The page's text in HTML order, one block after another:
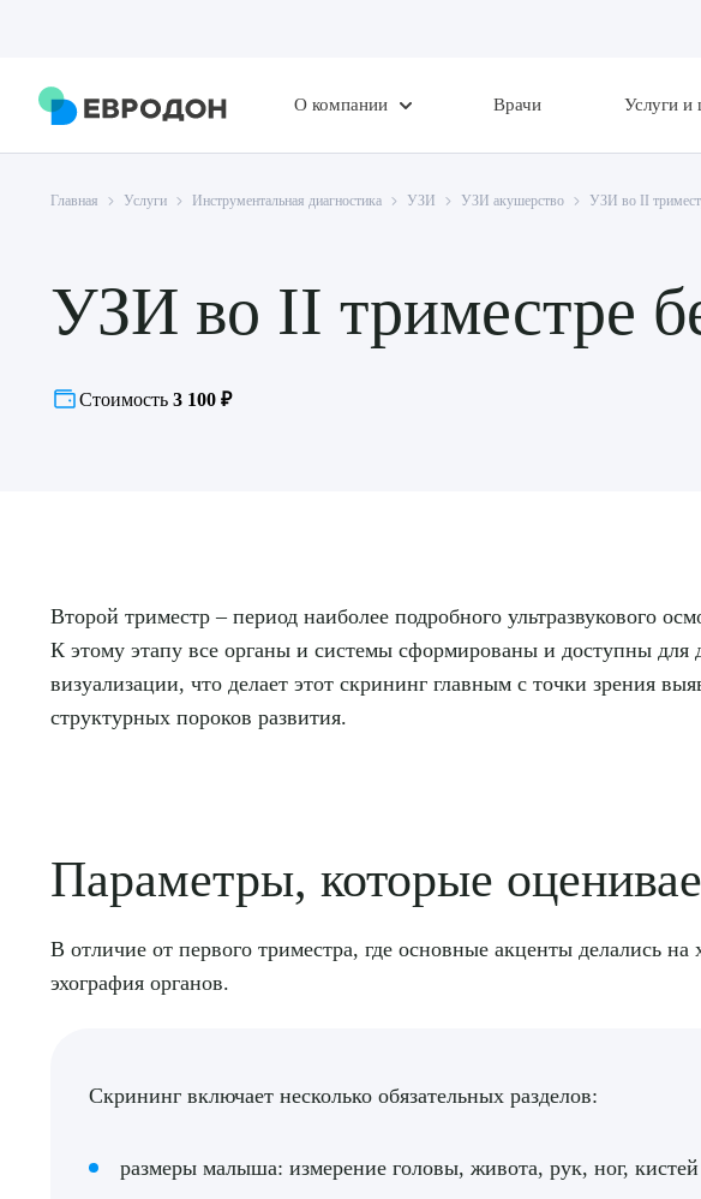
О компании Врачи Услуги и
Главная Услуги Инструментальная диагностика УЗИ УЗИ акушерство УЗИ во II
УЗИ во II триместре
Стоимость 3 100 ₽
Второй триместр – период наиболее подробного ультразвукового
К этому этапу все органы и системы сформированы и доступны для
визуализации, что делает этот скрининг главным с точки зрения
структурных пороков развития.
Параметры, которые
В отличие от первого триместра, где основные акценты делались
эхография органов.
Скрининг включает несколько обязательных разделов:
размеры малыша: измерение головы, живота, рук, ног,